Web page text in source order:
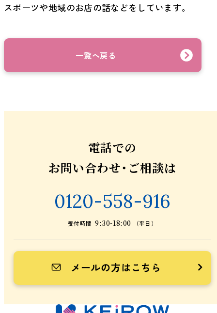
スポーツや地域のお店の話などをしています。
一覧へ戻る
電話での
お問い合わせ・ご相談は
0120-558-916
受付時間 9:30-18:00 （平日）
メールの方はこちら